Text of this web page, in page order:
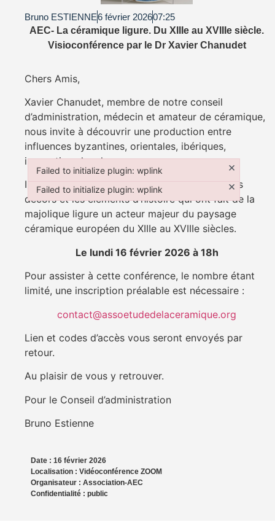
Bruno ESTIENNE6 février 202607:25
AEC- La céramique ligure. Du XIIIe au XVIIIe siècle.
Visioconférence par le Dr Xavier Chanudet
Chers Amis,
Xavier Chanudet, membre de notre conseil
d’administration, médecin et amateur de céramique,
nous invite à découvrir une production entre
influences byzantines, orientales, ibériques,
innovations locales.
Il nous montrera les ateliers, les techniques, les
décors et les éléments d’histoire qui ont fait de la
majolique ligure un acteur majeur du paysage
céramique européen du XIIIe au XVIIIe siècles.
Le lundi 16 février 2026 à 18h
Pour assister à cette conférence, le nombre étant
limité, une inscription préalable est nécessaire :
contact@assoetudedelaceramique.org
Lien et codes d’accès vous seront envoyés par
retour.
Au plaisir de vous y retrouver.
Pour le Conseil d’administration
Bruno Estienne
Date : 16 février 2026
Localisation : Vidéoconférence ZOOM
Organisateur : Association-AEC
Confidentialité : public
Failed to initialize plugin: wplink ×
Failed to initialize plugin: wplink
Failed to initialize plugin: wplink ×